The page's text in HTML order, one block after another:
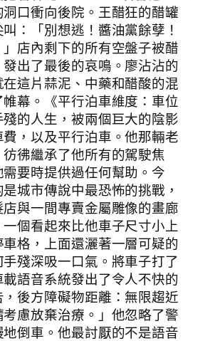
口衝向後院。王醋狂的醋罐
：「別想逃！醬油黨餘孽！
店內剩下的所有空盤子被醋
出了最後的哀鳴。廖沾沾的
這片蒜泥、中藥和醋酸的混
幕。《平行泊車維度：車位
的人生，被兩個巨大的陰影
，以及平行泊車。他那輛老
彿繼承了他所有的駕駛焦
要時提供過任何幫助。今
城市傳說中最恐怖的挑戰，
與一間專賣金屬雕像的畫廊
個看起來比他車子尺寸小上
格，上面還灑著一層可疑的
殘深吸一口氣。將車子打了
語音系統發出了令人不快的
後方障礙物距離：無限趨近
慮放棄治療。」他忽略了警
倒車。他最討厭的不是語音